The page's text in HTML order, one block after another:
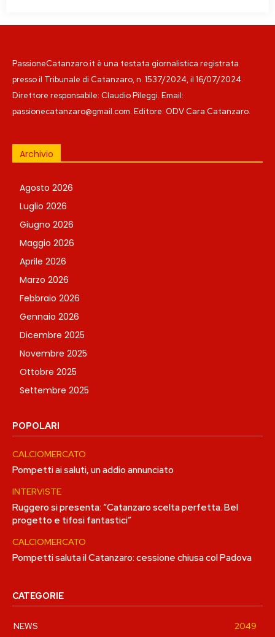
PassioneCatanzaro.it è una testata giornalistica registrata
presso il Tribunale di Catanzaro, n. 1537/2024, il 16/07/2024.
Direttore responsabile: Claudio Pileggi. Email:
passionecatanzaro@gmail.com. Editore: ODV Cara Catanzaro.
Archivio
Agosto 2026
Luglio 2026
Giugno 2026
Maggio 2026
Aprile 2026
Marzo 2026
Febbraio 2026
Gennaio 2026
Dicembre 2025
Novembre 2025
Ottobre 2025
Settembre 2025
POPOLARI
CALCIOMERCATO
Pompetti ai saluti, un addio annunciato
INTERVISTE
Ruggero si presenta: “Catanzaro scelta perfetta. Bel
progetto e tifosi fantastici”
CALCIOMERCATO
Pompetti saluta il Catanzaro: cessione chiusa col Padova
CATEGORIE
NEWS 2049